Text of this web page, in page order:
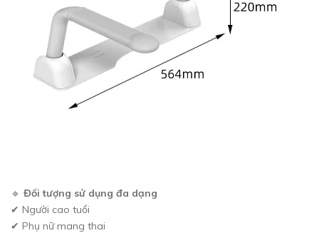
🔹 Đối tượng sử dụng đa dạng
✔ Người cao tuổi
✔ Phụ nữ mang thai